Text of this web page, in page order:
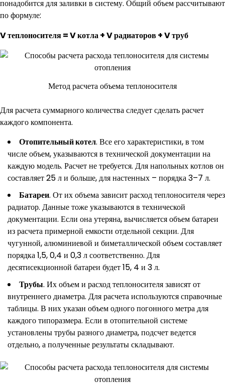
понадобится для заливки в систему. Общий объем рассчитывают
по формуле:
V теплоносителя = V котла + V радиаторов + V труб
Метод расчета объема теплоносителя
Для расчета суммарного количества следует сделать расчет
каждого компонента.
Отопительный котел. Все его характеристики, в том
числе объем, указываются в технической документации на
каждую модель. Расчет не требуется. Для напольных котлов он
составляет 25 л и больше, для настенных – порядка 3–7 л.
Батареи. От их объема зависит расход теплоносителя через
радиатор. Данные тоже указываются в технической
документации. Если она утеряна, вычисляется объем батареи
из расчета примерной емкости отдельной секции. Для
чугунной, алюминиевой и биметаллической объем составляет
порядка 1,5, 0,4 и 0,3 л соответственно. Для
десятисекционной батареи будет 15, 4 и 3 л.
Трубы. Их объем и расход теплоносителя зависят от
внутреннего диаметра. Для расчета используются справочные
таблицы. В них указан объем одного погонного метра для
каждого типоразмера. Если в отопительной системе
установлены трубы разного диаметра, подсчет ведется
отдельно, а полученные результаты складывают.